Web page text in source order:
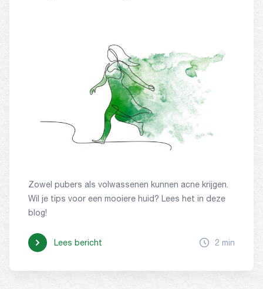
Zowel pubers als volwassenen kunnen acne krijgen.
Wil je tips voor een mooiere huid? Lees het in deze
blog!
Lees bericht 2 min